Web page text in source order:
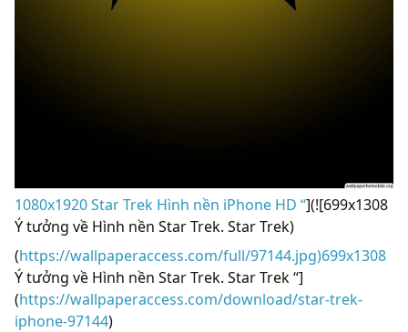
1080x1920 Star Trek Hình nền iPhone HD “](![699x1308
Ý tưởng về Hình nền Star Trek. Star Trek)
(https://wallpaperaccess.com/full/97144.jpg)699x1308
Ý tưởng về Hình nền Star Trek. Star Trek “]
(https://wallpaperaccess.com/download/star-trek-
iphone-97144)